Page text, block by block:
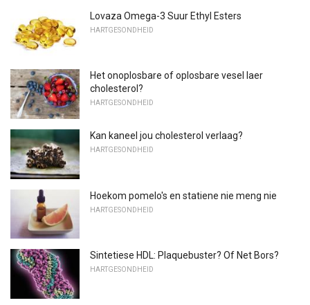
Lovaza Omega-3 Suur Ethyl Esters
HARTGESONDHEID
Het onoplosbare of oplosbare vesel laer
cholesterol?
HARTGESONDHEID
Kan kaneel jou cholesterol verlaag?
HARTGESONDHEID
Hoekom pomelo's en statiene nie meng nie
HARTGESONDHEID
Sintetiese HDL: Plaquebuster? Of Net Bors?
HARTGESONDHEID